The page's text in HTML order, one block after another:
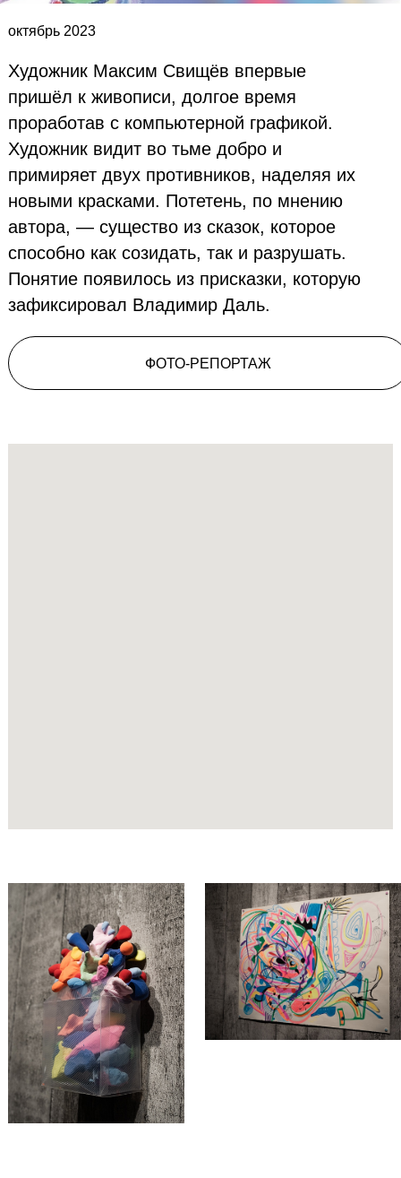
октябрь 2023
Художник Максим Свищёв впервые
пришёл к живописи, долгое время
проработав с компьютерной графикой.
Художник видит во тьме добро и
примиряет двух противников, наделяя их
новыми красками. Потетень, по мнению
автора, — существо из сказок, которое
способно как созидать, так и разрушать.
Понятие появилось из присказки, которую
зафиксировал Владимир Даль.
ФОТО-РЕПОРТАЖ